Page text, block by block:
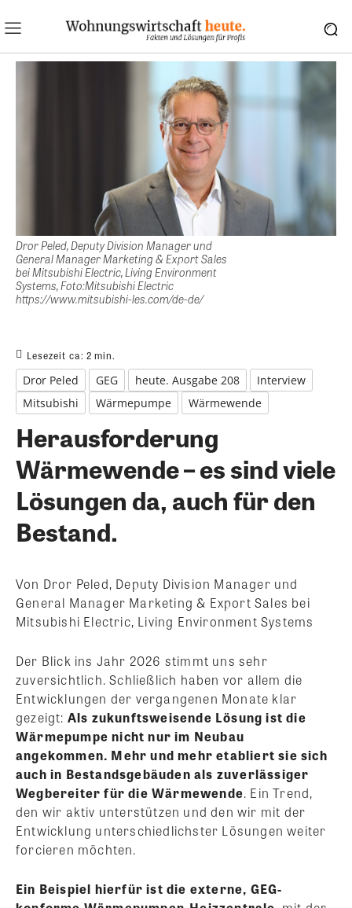
Dror Peled, Deputy Division Manager und
General Manager Marketing & Export Sales
bei Mitsubishi Electric, Living Environment
Systems, Foto:Mitsubishi Electric
https://www.mitsubishi-les.com/de-de/
Lesezeit ca: 2 min.
Dror Peled GEG heute. Ausgabe 208
Interview
Mitsubishi
Wärmepumpe Wärmewende
Herausforderung
Wärmewende – es sind viele
Lösungen da, auch für den
Bestand.
Von Dror Peled, Deputy Division Manager und
General Manager Marketing & Export Sales bei
Mitsubishi Electric, Living Environment Systems
Der Blick ins Jahr 2026 stimmt uns sehr
zuversichtlich. Schließlich haben vor allem die
Entwicklungen der vergangenen Monate klar
gezeigt: Als zukunftsweisende Lösung ist die
Wärmepumpe nicht nur im Neubau
angekommen. Mehr und mehr etabliert sie sich
auch in Bestandsgebäuden als zuverlässiger
Wegbereiter für die Wärmewende. Ein Trend,
den wir aktiv unterstützen und den wir mit der
Entwicklung unterschiedlichster Lösungen weiter
forcieren möchten.
Ein Beispiel hierfür ist die externe, GEG-